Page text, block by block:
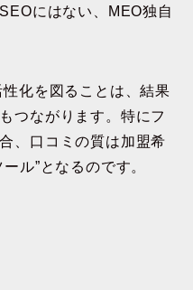
にはない、MEO独自
化を図ることは、結果
つながります。特にフ
、口コミの質は加盟希
ル”となるのです。